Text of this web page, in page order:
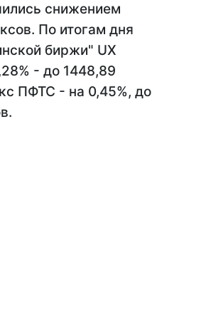
снижением
По итогам дня
биржи" UX
- до 1448,89
ПФТС - на 0,45%, до